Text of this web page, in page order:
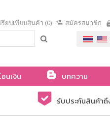
รียบเทียบสินค้า (0) สมัครสมาชิก
นเงิน
บทความ
รับประกันสินค้า